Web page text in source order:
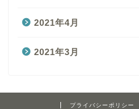
2021年4月
2021年3月
プライバシーポリシー